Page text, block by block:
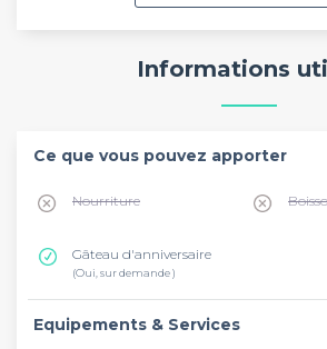
Informations
Ce que vous pouvez apporter
Nourriture
Gâteau d'anniversaire
(Oui, sur demande )
Equipements & Services